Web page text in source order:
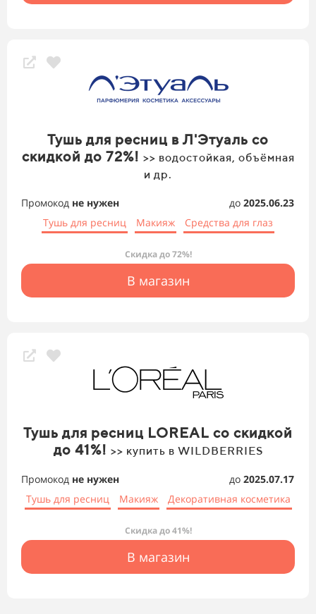
Тушь для ресниц в Л'Этуаль со
скидкой до 72%! >> водостойкая, объёмная
и др.
Промокод не нужен до 2025.06.23
Тушь для ресниц
Макияж Средства для глаз
Скидка до 72%!
В магазин
Тушь для ресниц LOREAL со скидкой
до 41%! >> купить в WILDBERRIES
Промокод не нужен до 2025.07.17
Тушь для ресниц
Макияж Декоративная косметика
Скидка до 41%!
В магазин